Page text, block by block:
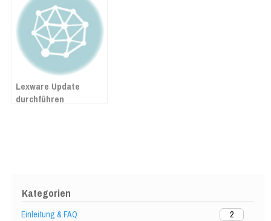
Kategorien
Einleitung & FAQ
2
Lexware Update
durchführen